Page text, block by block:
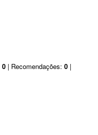
0 | Recomendações: 0 |